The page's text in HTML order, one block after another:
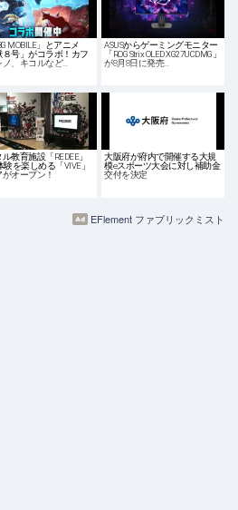
MOBILE」とアニメ
８号」がコラボ！カフ
ノ、キコルなど…
ASUSからゲーミングモニター
「ROG Strix OLED XG27UCDMG」
が8月8日に発売…
教育施設「REDEE」
験を楽しめる「VIVE」
がオープン！
大阪府が府内で開催する大規
模eスポーツ大会に対し補助金
交付を決定
EFlement ファブリックミスト